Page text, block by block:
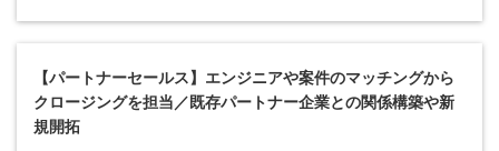
【パートナーセールス】エンジニアや案件のマッチングから
クロージングを担当／既存パートナー企業との関係構築や新
規開拓